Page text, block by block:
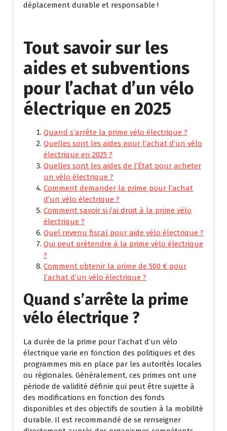
déplacement durable et responsable !
Tout savoir sur les
aides et subventions
pour l’achat d’un vélo
électrique en 2025
Quand s’arrête la prime vélo électrique ?
Quelles sont les aides pour l’achat d’un vélo
électrique en 2025 ?
Quelles sont les aides de l’État pour acheter
un vélo électrique ?
Comment demander la prime pour l’achat
d’un vélo électrique ?
Comment savoir si j’ai droit à la prime vélo
électrique ?
Quel revenu fiscal pour aide vélo électrique ?
Qui peut prétendre à la prime vélo électrique
?
Comment obtenir la prime de 500 € pour
l’achat d’un vélo électrique ?
Quand s’arrête la prime
vélo électrique ?
La durée de la prime pour l’achat d’un vélo
électrique varie en fonction des politiques et des
programmes mis en place par les autorités locales
ou régionales. Généralement, ces primes ont une
période de validité définie qui peut être sujette à
des modifications en fonction des fonds
disponibles et des objectifs de soutien à la mobilité
durable. Il est recommandé de se renseigner